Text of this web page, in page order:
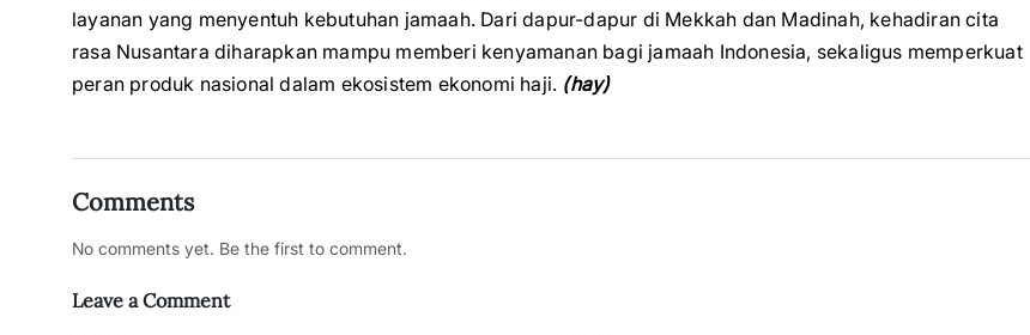
layanan yang menyentuh kebutuhan jamaah. Dari dapur-dapur di Mekkah dan Madinah, kehadiran cita
rasa Nusantara diharapkan mampu memberi kenyamanan bagi jamaah Indonesia, sekaligus memperkuat
peran produk nasional dalam ekosistem ekonomi haji. (hay)
Comments
No comments yet. Be the first to comment.
Leave a Comment